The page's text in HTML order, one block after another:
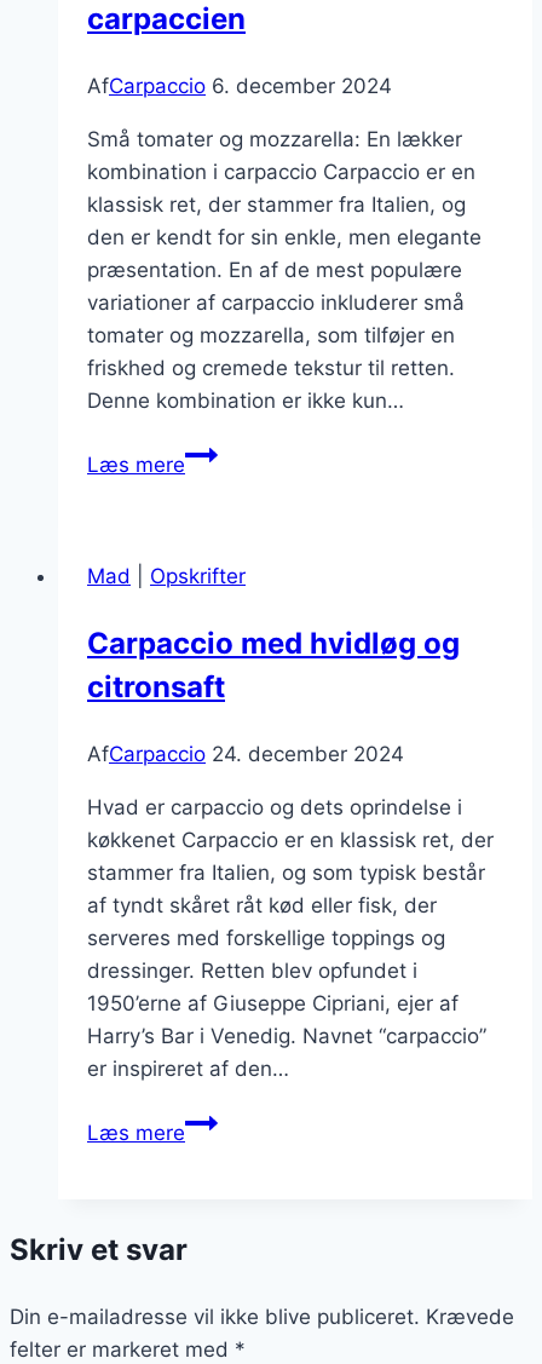
carpaccien
AfCarpaccio 6. december 2024
Små tomater og mozzarella: En lækker
kombination i carpaccio Carpaccio er en
klassisk ret, der stammer fra Italien, og
den er kendt for sin enkle, men elegante
præsentation. En af de mest populære
variationer af carpaccio inkluderer små
tomater og mozzarella, som tilføjer en
friskhed og cremede tekstur til retten.
Denne kombination er ikke kun…
Læs mereSmå
i
Mad Opskrifter
Carpaccio med hvidløg og
citronsaft
AfCarpaccio 24. december 2024
Hvad er carpaccio og dets oprindelse i
køkkenet Carpaccio er en klassisk ret, der
stammer fra Italien, og som typisk består
af tyndt skåret råt kød eller fisk, der
serveres med forskellige toppings og
dressinger. Retten blev opfundet i
1950’erne af Giuseppe Cipriani, ejer af
Harry’s Bar i Venedig. Navnet “carpaccio”
er inspireret af den…
Læs mereCarpaccio
citronsaft
Skriv et svar
Din e-mailadresse vil ikke blive publiceret. Krævede
felter er markeret med *